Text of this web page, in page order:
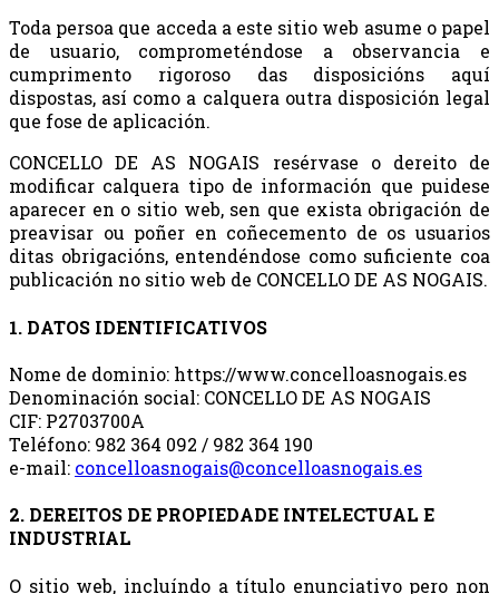
Toda persoa que acceda a este sitio web asume o papel
de usuario, comprometéndose a observancia e
cumprimento rigoroso das disposicións aquí
dispostas, así como a calquera outra disposición legal
que fose de aplicación.
CONCELLO DE AS NOGAIS resérvase o dereito de
modificar calquera tipo de información que puidese
aparecer en o sitio web, sen que exista obrigación de
preavisar ou poñer en coñecemento de os usuarios
ditas obrigacións, entendéndose como suficiente coa
publicación no sitio web de CONCELLO DE AS NOGAIS.
1. DATOS IDENTIFICATIVOS
Nome de dominio: https://www.concelloasnogais.es
Denominación social: CONCELLO DE AS NOGAIS
CIF: P2703700A
Teléfono: 982 364 092 / 982 364 190
e-mail: concelloasnogais@concelloasnogais.es
2. DEREITOS DE PROPIEDADE INTELECTUAL E
INDUSTRIAL
O sitio web, incluíndo a título enunciativo pero non